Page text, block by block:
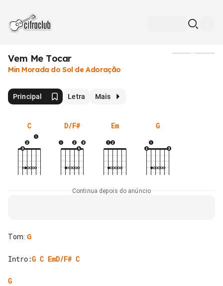
Vem Me Tocar
Min Morada do Sol de Adoração
Principal Letra Mais
C D/F# Em G
Continua depois do anúncio
Tom: G
Intro:G C EmD/F# C
G